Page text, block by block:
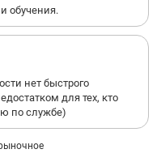
обучения.
нет быстрого
для тех, кто
по службе)